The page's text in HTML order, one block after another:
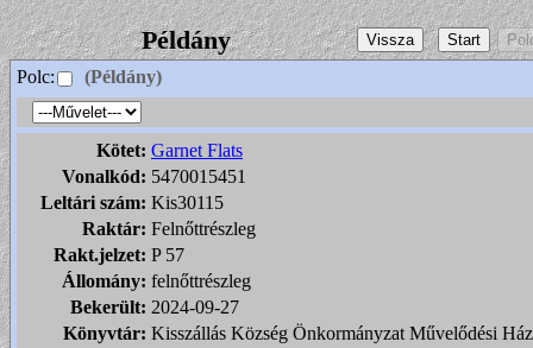
Példány
Polc: (Példány)
Kötet: Garnet Flats
Vonalkód: 5470015451
Leltári szám: Kis30115
Raktár: Felnőttrészleg
Rakt.jelzet: P 57
Állomány: felnőttrészleg
Bekerült: 2024-09-27
Könyvtár: Kisszállás Község Önkormányzat Művelődési